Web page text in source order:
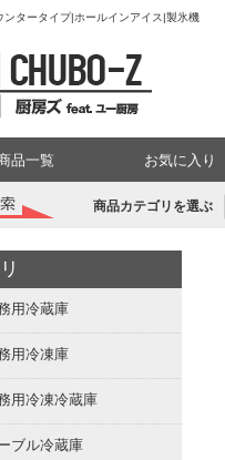
ンタータイプ|ホールインアイス|製氷機
品一覧 お気に入り
商品カテゴリを選ぶ
用冷蔵庫
用冷凍庫
用冷凍冷蔵庫
ブル冷蔵庫